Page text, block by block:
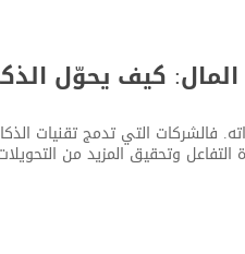
كيف يحوّل
وتحقيق المزيد من